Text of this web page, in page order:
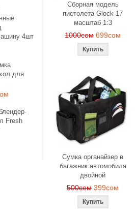
4шт
для
Fresh
Сборная модель
пистолета Glock 17
масштаб 1:3
1000сом 699сом
Сумка органайзер в
багажник автомобиля
двойной
500сом 399сом